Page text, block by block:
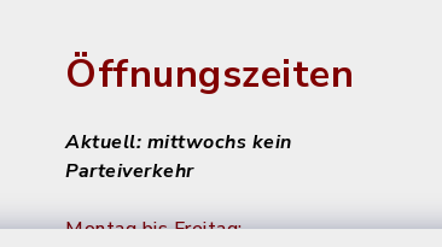
Öffnungszeiten
Aktuell: mittwochs kein
Parteiverkehr
Montag bis Freitag: